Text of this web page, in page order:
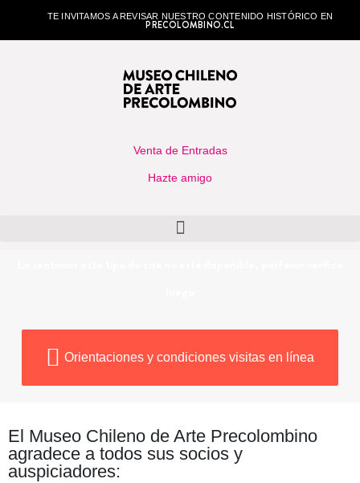
TE INVITAMOS A REVISAR NUESTRO CONTENIDO HISTÓRICO EN
PRECOLOMBINO.CL
Venta de Entradas
Hazte amigo
Orientaciones y condiciones visitas en línea
El Museo Chileno de Arte Precolombino
agradece a todos sus socios y
auspiciadores: